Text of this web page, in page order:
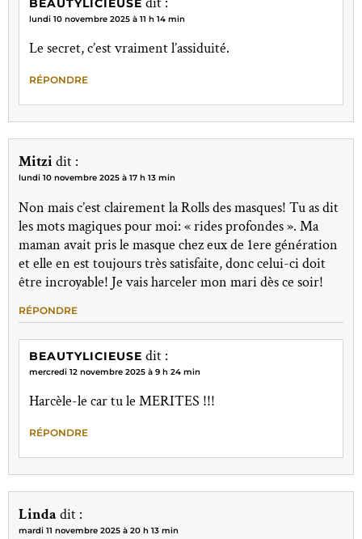
BEAUTYLICIEUSE
lundi 10 novembre 2025 à 11 h 14 min
Le secret, c’est vraiment l’assiduité.
RÉPONDRE
Mitzidit :
lundi 10 novembre 2025 à 17 h 13 min
Non mais c’est clairement la Rolls des masques! Tu as dit
les mots magiques pour moi: « rides profondes ». Ma
maman avait pris le masque chez eux de 1ere génération
et elle en est toujours très satisfaite, donc celui-ci doit
être incroyable! Je vais harceler mon mari dès ce soir!
RÉPONDRE
BEAUTYLICIEUSE dit :
mercredi 12 novembre 2025 à 9 h 24 min
Harcèle-le car tu le MERITES !!!
RÉPONDRE
Linda dit :
mardi 11 novembre 2025 à 20 h 13 min